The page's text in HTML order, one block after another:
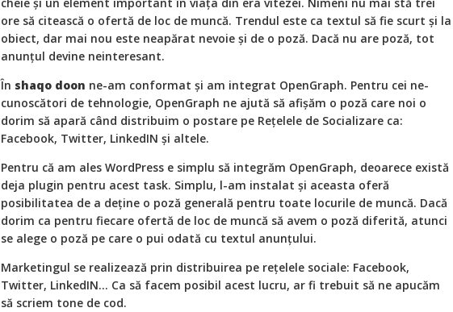
ore să citească o ofertă de loc de muncă. Trendul este ca textul să fie scurt și la
obiect, dar mai nou este neapărat nevoie și de o poză. Dacă nu are poză, tot
anunțul devine neinteresant.
În shaqo doon ne-am conformat și am integrat OpenGraph. Pentru cei ne-
cunoscători de tehnologie, OpenGraph ne ajută să afișăm o poză care noi o
dorim să apară când distribuim o postare pe Rețelele de Socializare ca:
Facebook, Twitter, LinkedIN și altele.
Pentru că am ales WordPress e simplu să integrăm OpenGraph, deoarece există
deja plugin pentru acest task. Simplu, l-am instalat și aceasta oferă
posibilitatea de a deține o poză generală pentru toate locurile de muncă. Dacă
dorim ca pentru fiecare ofertă de loc de muncă să avem o poză diferită, atunci
se alege o poză pe care o pui odată cu textul anunțului.
Marketingul se realizează prin distribuirea pe rețelele sociale: Facebook,
Twitter, LinkedIN... Ca să facem posibil acest lucru, ar fi trebuit să ne apucăm
să scriem tone de cod.